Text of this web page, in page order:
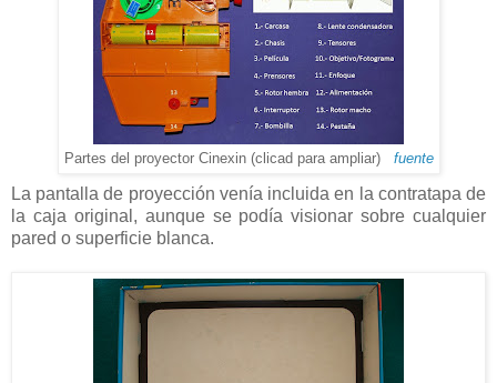
Partes del proyector Cinexin (clicad para ampliar) fuente
La pantalla de proyección venía incluida en la contratapa de
la caja original, aunque se podía visionar sobre cualquier
pared o superficie blanca.